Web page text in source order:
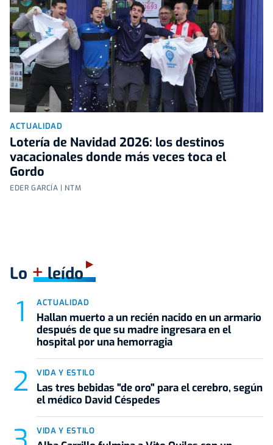
ACTUALIDAD
Lotería de Navidad 2026: los destinos
vacacionales donde más veces toca el
Gordo
EDER GARCÍA | NTM
Lo +leído
ACTUALIDAD
Hallan muerto a un recién nacido en un armario
después de que su madre ingresara en el
hospital por una hemorragia
VIDA Y ESTILO
Las tres bebidas "de oro" para el cerebro, según
el médico David Céspedes
VIDA Y ESTILO